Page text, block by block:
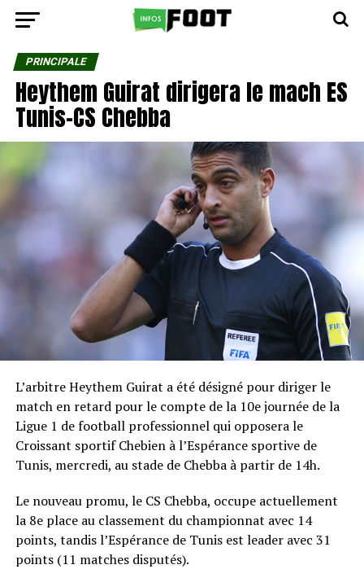
PRINCIPALE
Heythem Guirat dirigera le mach ES
Tunis-CS Chebba
L’arbitre Heythem Guirat a été désigné pour diriger le
match en retard pour le compte de la 10e journée de la
Ligue 1 de football professionnel qui opposera le
Croissant sportif Chebien à l’Espérance sportive de
Tunis, mercredi, au stade de Chebba à partir de 14h.
Le nouveau promu, le CS Chebba, occupe actuellement
la 8e place au classement du championnat avec 14
points, tandis l’Espérance de Tunis est leader avec 31
points (11 matches disputés).